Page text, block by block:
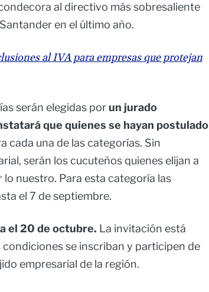
al directivo más sobresaliente
en el último año.
al IVA para empresas que protejan
serán elegidas por un jurado
que quienes se hayan postulado
cada una de las categorías. Sin
serán los cucuteños quienes elijan a
nuestro. Para esta categoría las
el 7 de septiembre.
el 20 de octubre. La invitación está
se inscriban y participen de
empresarial de la región.